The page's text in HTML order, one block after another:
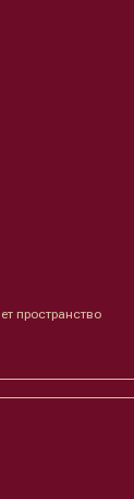
пространство